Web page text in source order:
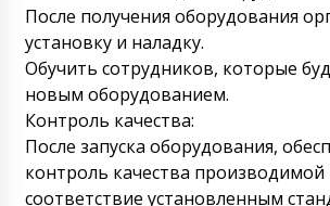
После получения оборудования
установку и наладку.
Обучить сотрудников, которые
новым оборудованием.
Контроль качества:
После запуска оборудования,
контроль качества
соответствие установленным
вас подготовить грузчиков.
обрудования большой.
Софья
Пробейте заказ. Миксер V-образный
порошков VM-50 и Механический
таблеточный пресс PP-28 ждем.
07/08/